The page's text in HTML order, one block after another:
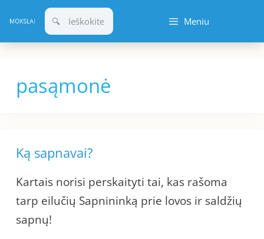
prie
turinio
Meniu
pasąmonė
Ką sapnavai?
Kartais norisi perskaityti tai, kas rašoma
tarp eilučių Sapnininką prie lovos ir saldžių
sapnų!